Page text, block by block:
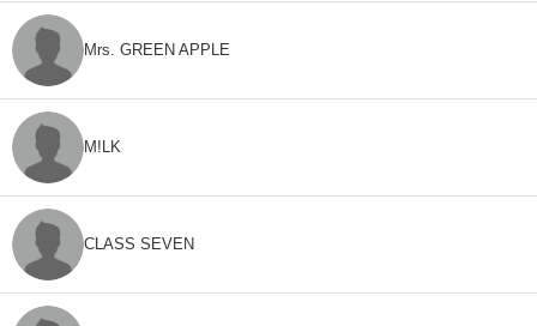
Mrs. GREEN APPLE
M!LK
CLASS SEVEN